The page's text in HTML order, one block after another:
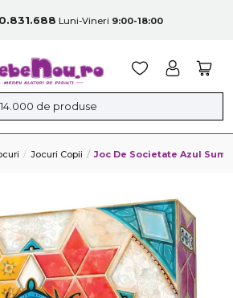
Luni-Vineri 9:00-18:00
Jocuri Copii Joc De Societate Azul